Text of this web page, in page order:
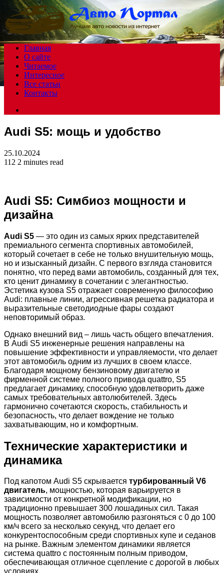
Menu
Главная
О сайте
Читаемое
Интересное
Все статьи
Контакты
Audi S5: мощь и удобство
25.10.2024
112 2 minutes read
Audi S5: Симбиоз мощности и
дизайна
Audi S5 — это один из самых ярких представителей
премиального сегмента спортивных автомобилей,
который сочетает в себе не только внушительную мощь,
но и изысканный дизайн. С первого взгляда становится
понятно, что перед вами автомобиль, созданный для тех,
кто ценит динамику в сочетании с элегантностью.
Эстетика кузова S5 отражает современную философию
Audi: плавные линии, агрессивная решетка радиатора и
выразительные светодиодные фары создают
неповторимый образ.
Однако внешний вид – лишь часть общего впечатления.
В Audi S5 инженерные решения направлены на
повышение эффективности и управляемости, что делает
этот автомобиль одним из лучших в своем классе.
Благодаря мощному бензиновому двигателю и
фирменной системе полного привода quattro, S5
предлагает динамику, способную удовлетворить даже
самых требовательных автолюбителей. Здесь
гармонично сочетаются скорость, стабильность и
безопасность, что делает вождение не только
захватывающим, но и комфортным.
Технические характеристики и
динамика
Под капотом Audi S5 скрывается турбированный V6
двигатель, мощностью, которая варьируется в
зависимости от конкретной модификации, но
традиционно превышает 300 лошадиных сил. Такая
мощность позволяет автомобилю разгоняться с 0 до 100
км/ч всего за несколько секунд, что делает его
конкурентоспособным среди спортивных купе и седанов
на рынке. Важным элементом динамики является
система quattro с постоянным полным приводом,
обеспечивающая отличное сцепление с дорогой в любых